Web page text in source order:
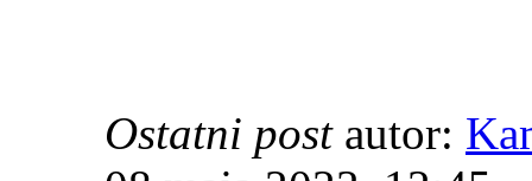
Ostatni post autor: